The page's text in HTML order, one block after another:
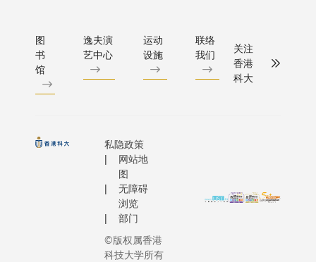
图
书
馆
逸夫演
艺中心
运动
设施
联络
我们
关注
香港
科大
私隐政策
网站地
图
无障碍
浏览
部门
©版权属香港
科技大学所有